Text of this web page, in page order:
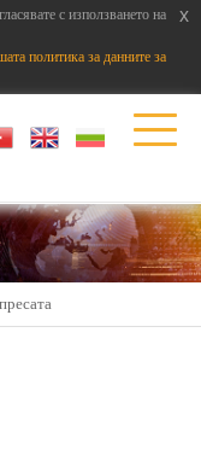
с използването на
политика за данните за
x
x